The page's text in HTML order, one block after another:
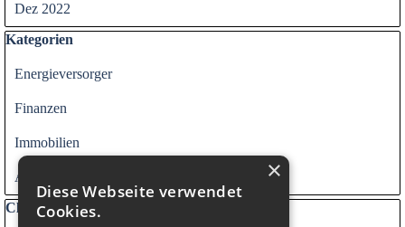
Dez 2022
Block überspringen Kategorien
Kategorien
Energieversorger
Finanzen
Immobilien
Alle Kategorien
Block überspringen Clouds
Clouds
×
Diese Webseite verwendet
Cookies.